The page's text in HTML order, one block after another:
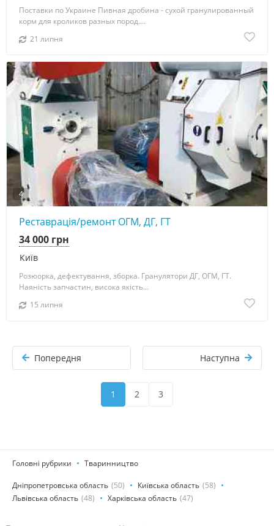
Поставки по Украине Пивная дробина - сухой гранулированный
корм для кроликов разных пород....
21 липня
4
Реставрація/ремонт ОГМ, ДГ, ГТ
Київ
34 000 грн
Розюорка, дефектування, зборка. Гранулятори ДГ, ОГМ, ГТ.
Наяність запчастин, висока якість...
15 липня
Попередня Наступна
1 2 3
Головні рубрики Тваринництво
Дніпропетровська область (50) Київська область (58)
Львівська область (48) Харківська область (47)